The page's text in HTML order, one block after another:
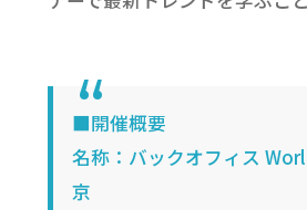
■開催概要
名称：バックオフィス
京